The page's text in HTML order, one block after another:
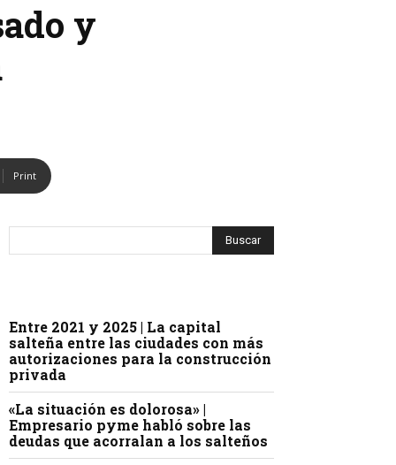
y
Print
Entre 2021 y 2025 | La capital
salteña entre las ciudades con más
autorizaciones para la construcción
privada
«La situación es dolorosa» |
Empresario pyme habló sobre las
deudas que acorralan a los salteños